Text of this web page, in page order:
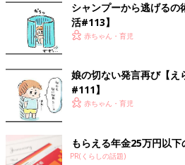
シャンプーから逃げる
活#113】
赤ちゃん・育児
娘の切ない発言再び【え
#111】
赤ちゃん・育児
もらえる年金25万円以
PR(くらしの話題)